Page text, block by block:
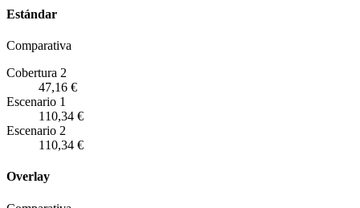
Estándar
Comparativa
Cobertura 2
47,16 €
Escenario 1
110,34 €
Escenario 2
110,34 €
Overlay